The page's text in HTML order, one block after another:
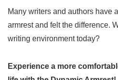
Many writers and authors have
armrest and felt the difference.
writing environment today?
Experience a more